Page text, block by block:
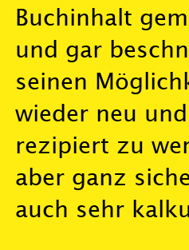
Buchinhalt
und gar
seinen
wieder neu
rezipiert zu
aber ganz
auch sehr